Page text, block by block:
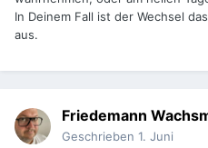
In Deinem Fall ist der Wechsel
aus.
Friedemann
Geschrieben 1. Juni